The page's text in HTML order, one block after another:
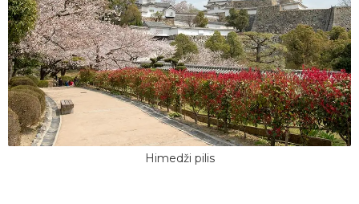
Himedži pilis